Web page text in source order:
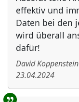
effektiv und
Daten bei den
wird überall
dafür!
David
23.04.2024